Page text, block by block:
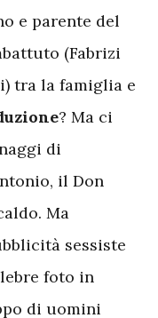
e parente del
(Fabrizi
tra la famiglia e
? Ma ci
di
il Don
Ma
sessiste
foto in
di uomini